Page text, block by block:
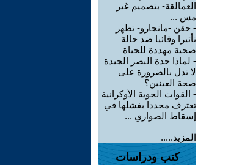
العمالقة- بتصميم غير
مس ...
- حقن -مانجارو- تظهر
تأثيرا وقائيا ضد حالة
صحية مهددة للحياة
- لماذا حدة البصر الجيدة
لا تدل بالضرورة على
صحة العينين؟
- القوات الجوية الأوكرانية
تعترف مجددا بفشلها في
إسقاط الصواري ...
المزيد.....
كتب ودراسات